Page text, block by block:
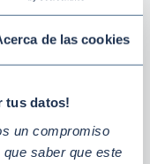
de las cookies
tus datos!
un compromiso
saber que este
empleadas a lo
en la empresa
, tales como el big
de las cosas.